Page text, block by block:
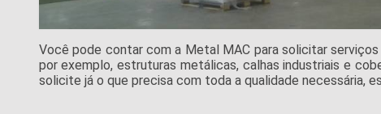
Você pode contar com a Metal MAC para solicitar
por exemplo, estruturas metálicas, calhas industriais e
solicite já o que precisa com toda a qualidade necessária,